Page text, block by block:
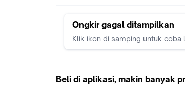
* Konfirmasi Stok & Warna Sebelum
* > 50 Dus Free Ongkir JADETABEK
Berlaku)
estimasi pengiriman
Ongkir gagal ditampilkan
Klik ikon di samping untuk coba
Beli di aplikasi, makin banyak